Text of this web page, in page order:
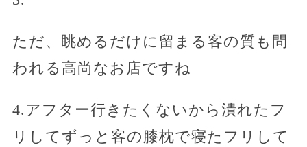
ただ、眺めるだけに留まる客の質も問
われる高尚なお店ですね
4.アフター行きたくないから潰れたフ
リしてずっと客の膝枕で寝たフリして